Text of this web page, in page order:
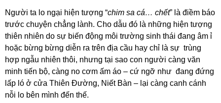
Người ta lo ngại hiện tượng “chim sa cá… chết” là điềm báo
trước chuyện chẳng lành. Cho dẫu đó là những hiện tượng
thiên nhiên do sự biến động môi trường sinh thái đang âm ỉ
hoặc bừng bừng diễn ra trên địa cầu hay chỉ là sự trùng
hợp ngẫu nhiên thôi, nhưng tại sao con người càng văn
minh tiến bộ, càng no cơm ấm áo – cứ ngỡ như đang đứng
lấp ló ở cửa Thiên Đường, Niết Bàn – lại càng canh cánh
nỗi lo bên mình đến thế.